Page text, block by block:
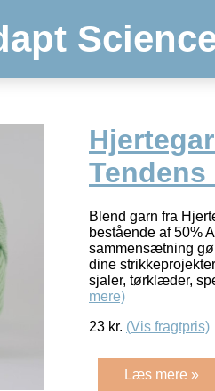
Tendens
Blend garn fra
bestående af 50%
sammensætning
dine
sjaler, tørklæder,
mere)
23 kr. (Vis fragtpris)
Læs mere »